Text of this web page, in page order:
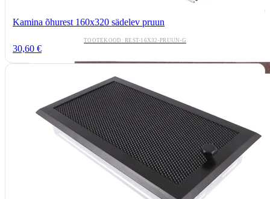
Kamina õhurest 160x320 sädelev pruun
TOOTEKOOD: REST-16X32-PRUUN-G
30,60 €